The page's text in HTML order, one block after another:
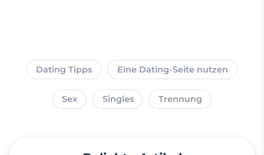
Dating Tipps Eine Dating-Seite nutzen
Sex Singles Trennung